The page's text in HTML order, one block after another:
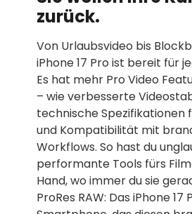
zurück.
Von Urlaubsvideo bis
iPhone 17 Pro ist bereit für
Es hat mehr Pro Video
– wie verbesserte
technische Spezifikationen
und Kompatibilität mit
Workflows. So hast du
performante Tools fürs
Hand, wo immer du sie
ProRes RAW: Das iPhone